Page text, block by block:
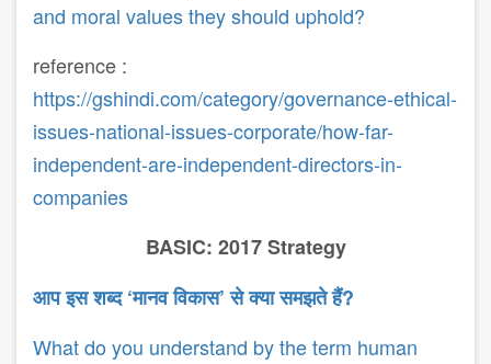
and moral values they should uphold?
reference :
https://gshindi.com/category/governance-ethical-
issues-national-issues-corporate/how-far-
independent-are-independent-directors-in-
companies
BASIC: 2017 Strategy
आपइसशब्द ‘मानवविकास’ सेक्यासमझतेहैं?
What do you understand by the term human